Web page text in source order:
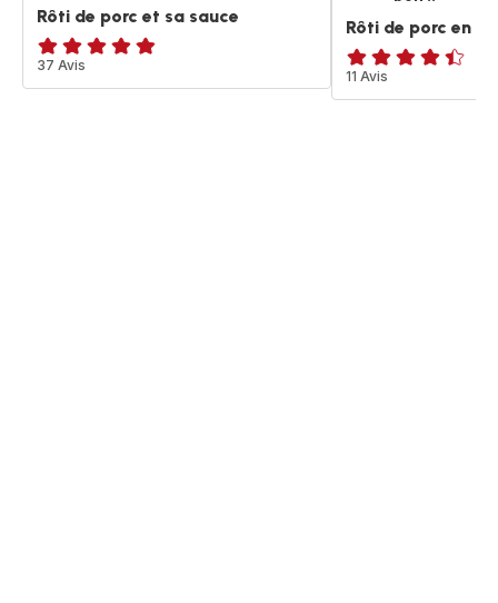
Rôti de porc et sa sauce
ratings.4.8
37 Avis
Rôti de porc en
ratings.4.4
11 Avis